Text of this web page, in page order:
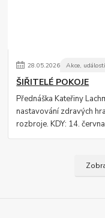
28.05.2026 Akce, události
ŠIŘITELÉ POKOJE
Přednáška Kateřiny
nastavování zdravých
rozbroje. KDY: 14.